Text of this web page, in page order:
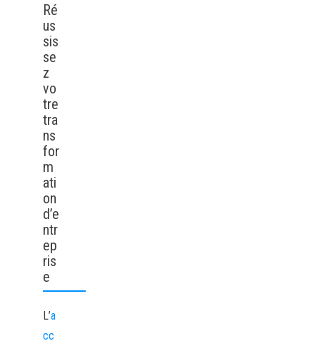
Ré
us
sis
se
z
vo
tre
tra
ns
for
m
ati
on
d’e
ntr
ep
ris
e
L’a
cc